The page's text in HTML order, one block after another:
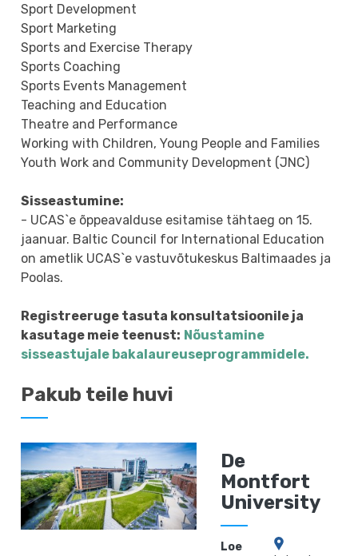
Sport Development
Sport Marketing
Sports and Exercise Therapy
Sports Coaching
Sports Events Management
Teaching and Education
Theatre and Performance
Working with Children, Young People and Families
Youth Work and Community Development (JNC)
Sisseastumine:
- UCAS`e õppeavalduse esitamise tähtaeg on 15.
jaanuar. Baltic Council for International Education
on ametlik UCAS`e vastuvõtukeskus Baltimaades ja
Poolas.
Registreeruge tasuta konsultatsioonile ja
kasutage meie teenust: Nõustamine
sisseastujale bakalaureuseprogrammidele.
Pakub teile huvi
De
Montfort
University
Loe